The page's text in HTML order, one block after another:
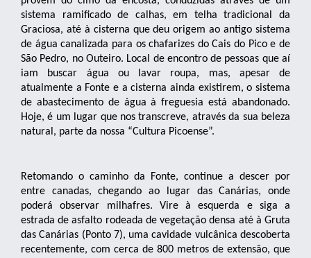
sistema ramificado de calhas, em telha tradicional da
Graciosa, até à cisterna que deu origem ao antigo sistema
de água canalizada para os chafarizes do Cais do Pico e de
São Pedro, no Outeiro. Local de encontro de pessoas que aí
iam buscar água ou lavar roupa, mas, apesar de
atualmente a Fonte e a cisterna ainda existirem, o sistema
de abastecimento de água à freguesia está abandonado.
Hoje, é um lugar que nos transcreve, através da sua beleza
natural, parte da nossa “Cultura Picoense”.
Retomando o caminho da Fonte, continue a descer por
entre canadas, chegando ao lugar das Canárias, onde
poderá observar milhafres. Vire à esquerda e siga a
estrada de asfalto rodeada de vegetação densa até à Gruta
das Canárias (Ponto 7), uma cavidade vulcânica descoberta
recentemente, com cerca de 800 metros de extensão, que